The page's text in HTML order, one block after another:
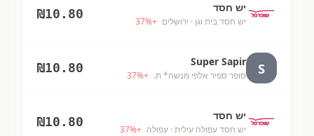
יש חסד
יש חסד בית וגן · ירושלים +
37%
₪10.80
S
Super Sapir
סופר ספיר אלפי מנשה* ת. +
37%
₪10.80
יש חסד
יש חסד עפולה עילית · עפולה +
37%
₪10.80